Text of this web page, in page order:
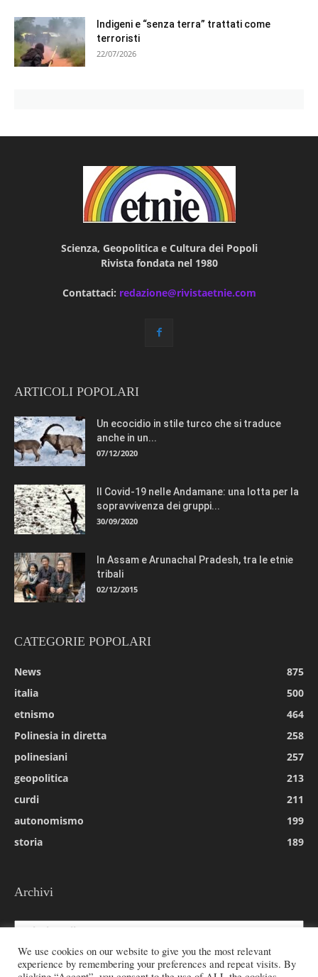
Indigeni e “senza terra” trattati come
terroristi
22/07/2026
Scienza, Geopolitica e Cultura dei Popoli
Rivista fondata nel 1980
Contattaci: redazione@rivistaetnie.com
ARTICOLI POPOLARI
Un ecocidio in stile turco che si traduce
anche in un...
07/12/2020
Il Covid-19 nelle Andamane: una lotta per la
sopravvivenza dei gruppi...
30/09/2020
In Assam e Arunachal Pradesh, tra le etnie
tribali
02/12/2015
CATEGORIE POPOLARI
News
875
italia
500
etnismo
464
Polinesia in diretta
258
polinesiani
257
geopolitica
213
curdi
211
autonomismo
199
storia
189
Archivi
Archivi
We use cookies on our website to give you the most relevant
experience by remembering your preferences and repeat visits. By